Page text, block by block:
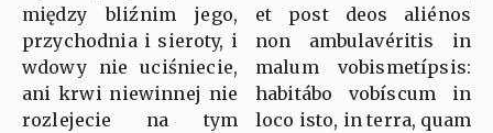
między bliźnim jego,
przychodnia i sieroty, i
wdowy nie uciśniecie,
ani krwi niewinnej nie
rozlejecie na tym
et post deos aliénos
non ambulavéritis in
malum vobismetípsis:
habitábo vobíscum in
loco isto, in terra, quam